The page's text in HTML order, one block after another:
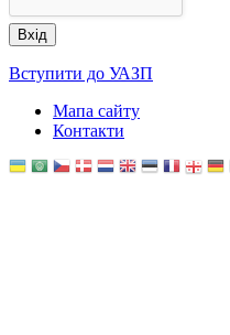
Вступити до УАЗП
Мапа сайту
Контакти